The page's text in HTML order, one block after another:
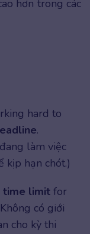
hơn trong các
hard to
.
làm việc
kịp hạn chót.)
time limit for
có giới
cho kỳ thi